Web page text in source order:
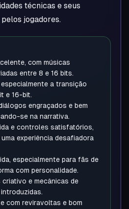
técnicas e seus
jogadores.
com músicas
entre 8 e 16 bits.
a transição
e 16-bit.
engraçados e bem
se na narrativa.
e controles satisfatórios,
experiência desafiadora
especialmente para fãs de
com personalidade.
criativo e mecânicas de
com reviravoltas e bom